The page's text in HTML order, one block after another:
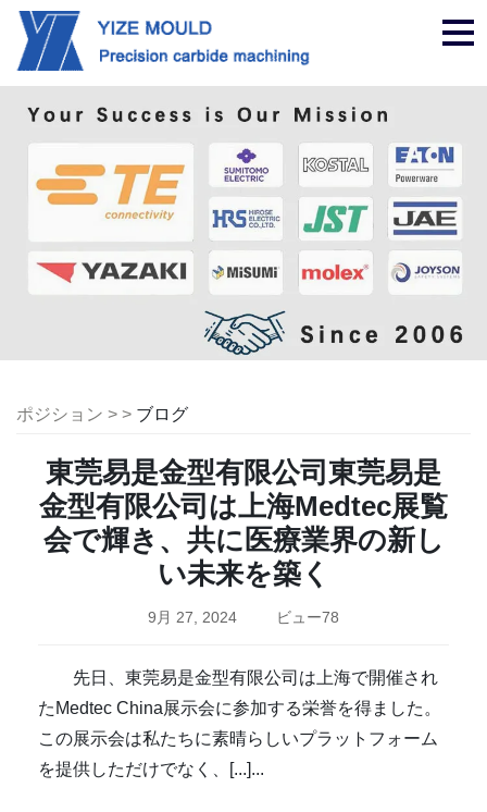
ナ
ビ
ポジション > > ブログ
東莞易是金型有限公司東莞易是
金型有限公司は上海Medtec展覧
会で輝き、共に医療業界の新し
い未来を築く
9月 27, 2024 ビュー78
先日、東莞易是金型有限公司は上海で開催され
たMedtec China展示会に参加する栄誉を得ました。
この展示会は私たちに素晴らしいプラットフォーム
を提供しただけでなく、[...]...